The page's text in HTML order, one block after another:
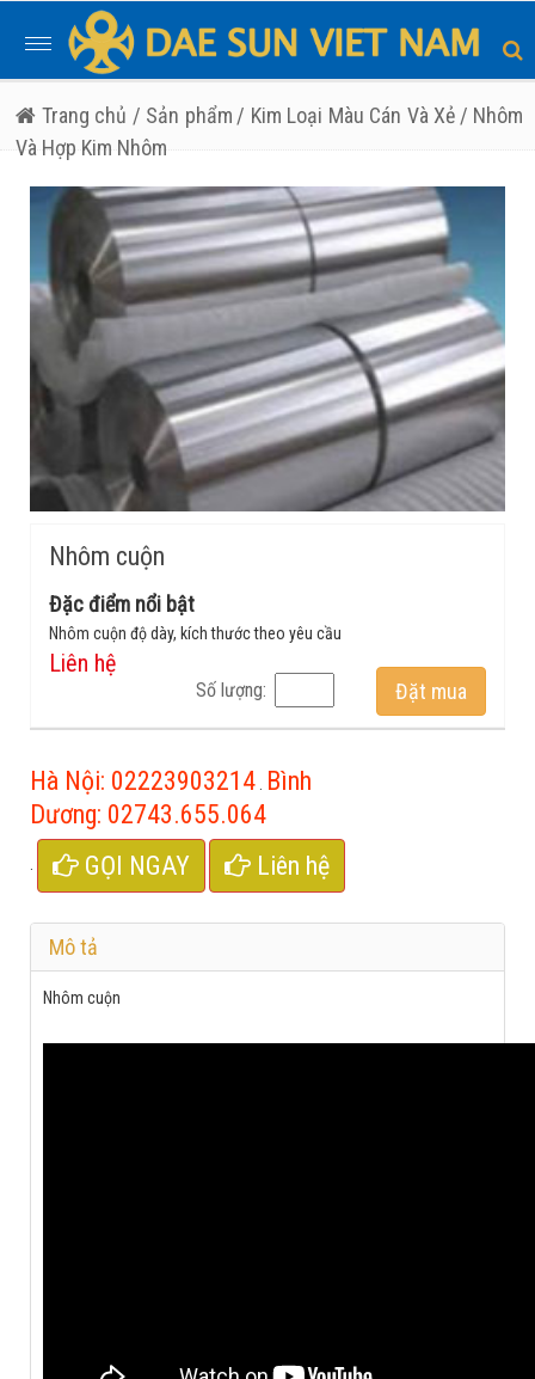
Toggle
navigation
Trang chủ / Sản phẩm / Kim Loại Màu Cán Và Xẻ / Nhôm
Và Hợp Kim Nhôm
Nhôm cuộn
Đặc điểm nổi bật
Nhôm cuộn độ dày, kích thước theo yêu cầu
Liên hệ
Số lượng: Đặt mua
Hà Nội: 02223903214 Bình
Dương: 02743.655.064
. GỌI NGAY Liên hệ
Mô tả
Nhôm cuộn